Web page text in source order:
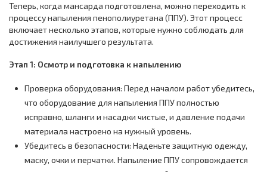
Теперь, когда мансарда подготовлена, можно переходить к
процессу напыления пенополиуретана (ППУ). Этот процесс
включает несколько этапов, которые нужно соблюдать для
достижения наилучшего результата.
Этап 1: Осмотр и подготовка к напылению
Проверка оборудования: Перед началом работ убедитесь,
что оборудование для напыления ППУ полностью
исправно, шланги и насадки чистые, и давление подачи
материала настроено на нужный уровень.
Убедитесь в безопасности: Наденьте защитную одежду,
маску, очки и перчатки. Напыление ППУ сопровождается